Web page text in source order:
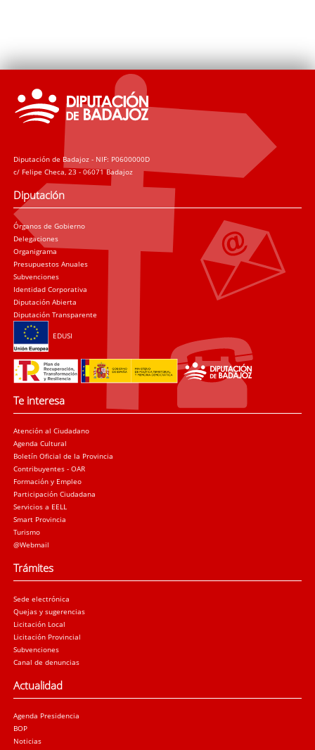
Diputación de Badajoz - NIF: P0600000D
c/ Felipe Checa, 23 - 06071 Badajoz
Diputación
Órganos de Gobierno
Delegaciones
Organigrama
Presupuestos Anuales
Subvenciones
Identidad Corporativa
Diputación Abierta
Diputación Transparente
EDUSI
Te interesa
Atención al Ciudadano
Agenda Cultural
Boletín Oficial de la Provincia
Contribuyentes - OAR
Formación y Empleo
Participación Ciudadana
Servicios a EELL
Smart Provincia
Turismo
@Webmail
Trámites
Sede electrónica
Quejas y sugerencias
Licitación Local
Licitación Provincial
Subvenciones
Canal de denuncias
Actualidad
Agenda Presidencia
BOP
Noticias